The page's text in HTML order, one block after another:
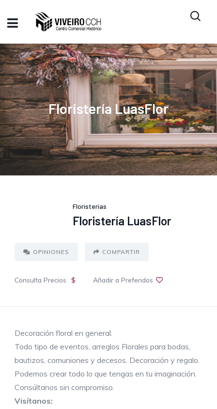
Floristería LuasFlor
Floristerías
Floristería LuasFlor
OPINIONES COMPARTIR
Consulta Precios $ Añadir a Preferidos
Decoración floral en general.
Todo tipo de eventos, arreglos Florales para bodas,
bautizos, comuniones y decesos. Decoración y regalo.
Podemos crear todo lo que tengas en tu imaginación.
Consúltanos sin compromiso.
Visítanos: